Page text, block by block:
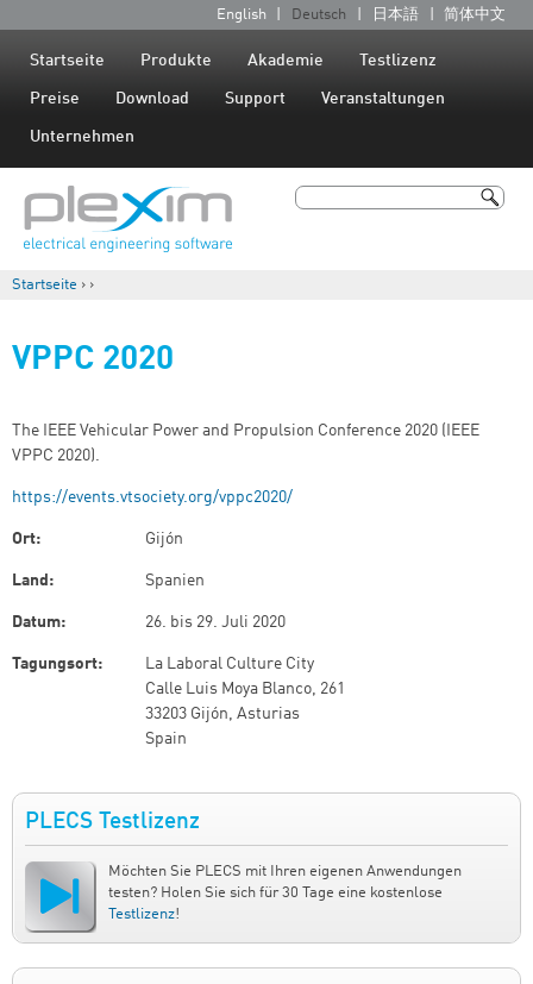
Jump to navigation
S
e
n
English Deutsch 日本語 简体中文
Startseite Produkte Akademie Testlizenz
Preise Download Support Veranstaltungen
Unternehmen
Suche
Startseite › ›
VPPC 2020
The IEEE Vehicular Power and Propulsion Conference 2020 (IEEE
VPPC 2020).
https://events.vtsociety.org/vppc2020/
Ort: Gijón
Land: Spanien
Datum: 26. bis 29. Juli 2020
Tagungsort:
La Laboral Culture City
Calle Luis Moya Blanco, 261
33203 Gijón, Asturias
Spain
PLECS Testlizenz
Möchten Sie PLECS mit Ihren eigenen Anwendungen
testen? Holen Sie sich für 30 Tage eine kostenlose
Testlizenz!